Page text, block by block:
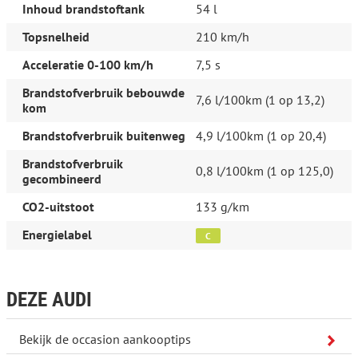
Emissieklasse:
Inhoud brandstoftank
54 l
Topsnelheid
210 km/h
Acceleratie 0-100 km/h
7,5 s
Brandstofverbruik bebouwde
kom
7,6 l/100km (1 op 13,2)
Brandstofverbruik buitenweg
4,9 l/100km (1 op 20,4)
Brandstofverbruik
gecombineerd
0,8 l/100km (1 op 125,0)
CO2-uitstoot
133 g/km
Energielabel
C
DEZE AUDI
Bekijk de occasion aankooptips